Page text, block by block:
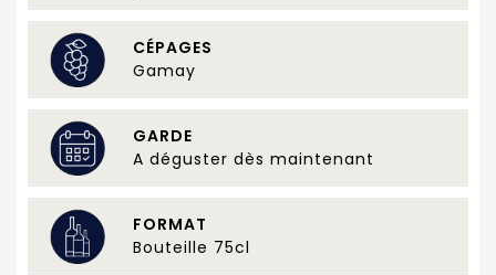
CÉPAGES
Gamay
GARDE
A déguster dès maintenant
FORMAT
Bouteille 75cl